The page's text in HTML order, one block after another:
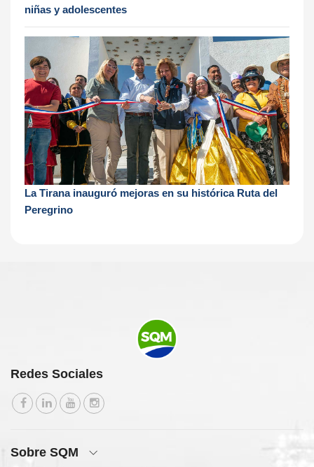
niñas y adolescentes
La Tirana inauguró mejoras en su histórica Ruta del
Peregrino
Redes Sociales
Sobre SQM